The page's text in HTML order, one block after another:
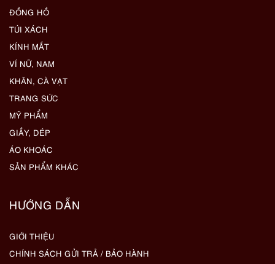
ĐỒNG HỒ
TÚI XÁCH
KÍNH MẮT
VÍ NỮ, NAM
KHĂN, CÀ VẠT
TRANG SỨC
MỸ PHẨM
GIẦY, DÉP
ÁO KHOÁC
SẢN PHẨM KHÁC
HƯỚNG DẪN
GIỚI THIỆU
CHÍNH SÁCH GỬI TRẢ / BẢO HÀNH